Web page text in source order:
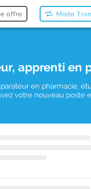
offre Mode
apprenti en
en pharmacie,
votre nouveau poste